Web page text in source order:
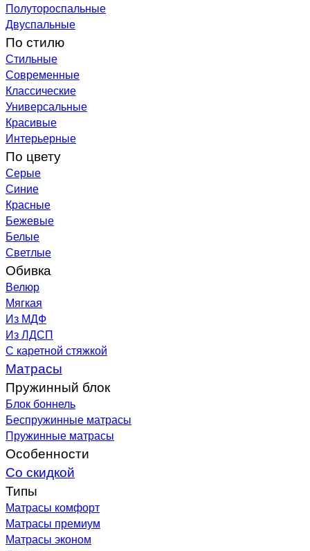
Полутороспальные
Двуспальные
По стилю
Стильные
Современные
Классические
Универсальные
Красивые
Интерьерные
По цвету
Серые
Синие
Красные
Бежевые
Белые
Светлые
Обивка
Велюр
Мягкая
Из МДФ
Из ЛДСП
С каретной стяжкой
Матрасы
Пружинный блок
Блок боннель
Беспружинные матрасы
Пружинные матрасы
Особенности
Со скидкой
Типы
Матрасы комфорт
Матрасы премиум
Матрасы эконом